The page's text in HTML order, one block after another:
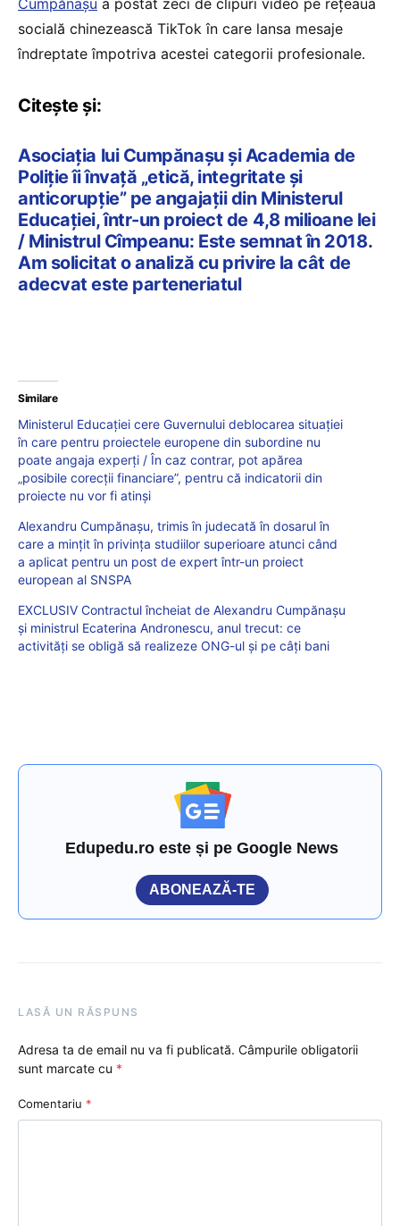
socială chinezească TikTok în care lansa mesaje
îndreptate împotriva acestei categorii profesionale.
Citește și:
Asociația lui Cumpănașu și Academia de
Poliție îi învață „etică, integritate și
anticorupție” pe angajații din Ministerul
Educației, într-un proiect de 4,8 milioane lei
/ Ministrul Cîmpeanu: Este semnat în 2018.
Am solicitat o analiză cu privire la cât de
adecvat este parteneriatul
Similare
Ministerul Educației cere Guvernului deblocarea situației
în care pentru proiectele europene din subordine nu
poate angaja experți / În caz contrar, pot apărea
„posibile corecții financiare”, pentru că indicatorii din
proiecte nu vor fi atinși
Alexandru Cumpănașu, trimis în judecată în dosarul în
care a mințit în privința studiilor superioare atunci când
a aplicat pentru un post de expert într-un proiect
european al SNSPA
EXCLUSIV Contractul încheiat de Alexandru Cumpănașu
și ministrul Ecaterina Andronescu, anul trecut: ce
activități se obligă să realizeze ONG-ul și pe câți bani
Edupedu.ro este și pe Google News
ABONEAZĂ-TE
LASĂ UN RĂSPUNS
Adresa ta de email nu va fi publicată. Câmpurile obligatorii
sunt marcate cu *
Comentariu *